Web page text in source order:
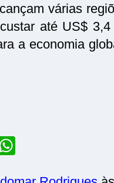
várias
até US$
a economia
s